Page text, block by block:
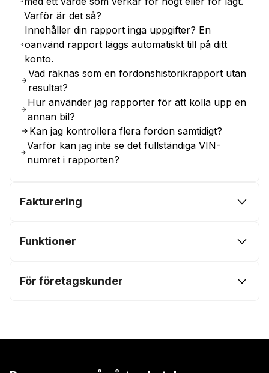
Varför är det så?
Innehåller din rapport inga uppgifter? En
oanvänd rapport läggs automatiskt till på ditt
konto.
Vad räknas som en fordonshistorikrapport utan
resultat?
Hur använder jag rapporter för att kolla upp en
annan bil?
Kan jag kontrollera flera fordon samtidigt?
Varför kan jag inte se det fullständiga VIN-
numret i rapporten?
Fakturering
Funktioner
För företagskunder